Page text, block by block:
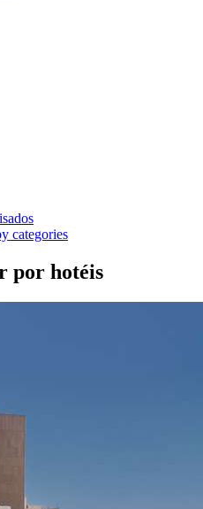
categories
por hotéis